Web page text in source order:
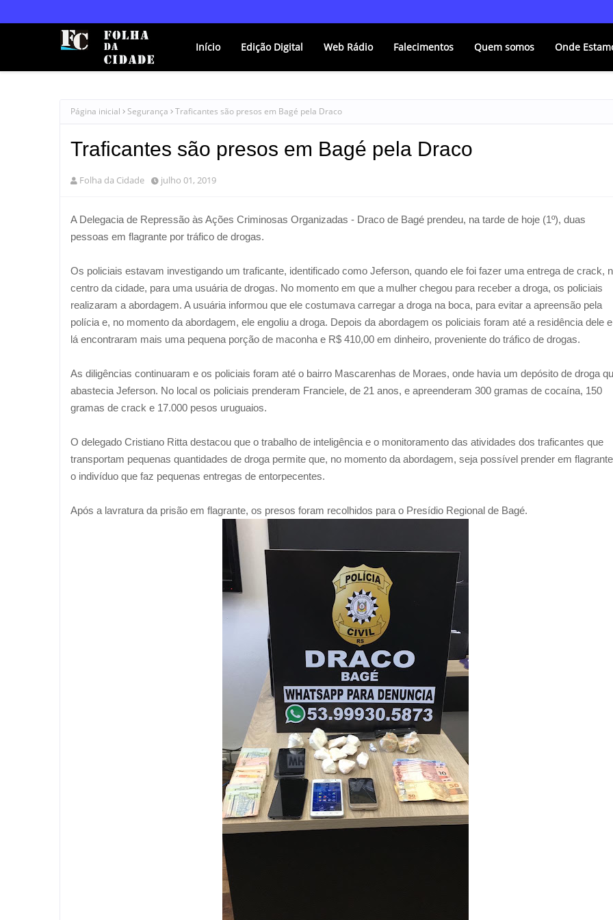
Início Edição Digital Web Rádio Falecimentos Quem somos Onde
Página inicial Segurança Traficantes são presos em Bagé pela Draco
Traficantes são presos em Bagé pela Draco
Folha da Cidade julho 01, 2019
A Delegacia de Repressão às Ações Criminosas Organizadas - Draco de Bagé prendeu, na tarde de hoje (1º), duas
pessoas em flagrante por tráfico de drogas.
Os policiais estavam investigando um traficante, identificado como Jeferson, quando ele foi fazer uma entrega de crack,
centro da cidade, para uma usuária de drogas. No momento em que a mulher chegou para receber a droga, os policiais
realizaram a abordagem. A usuária informou que ele costumava carregar a droga na boca, para evitar a apreensão pela
polícia e, no momento da abordagem, ele engoliu a droga. Depois da abordagem os policiais foram até a residência dele e
lá encontraram mais uma pequena porção de maconha e R$ 410,00 em dinheiro, proveniente do tráfico de drogas.
As diligências continuaram e os policiais foram até o bairro Mascarenhas de Moraes, onde havia um depósito de droga
abastecia Jeferson. No local os policiais prenderam Franciele, de 21 anos, e apreenderam 300 gramas de cocaína, 150
gramas de crack e 17.000 pesos uruguaios.
O delegado Cristiano Ritta destacou que o trabalho de inteligência e o monitoramento das atividades dos traficantes que
transportam pequenas quantidades de droga permite que, no momento da abordagem, seja possível prender em flagrante
o indivíduo que faz pequenas entregas de entorpecentes.
Após a lavratura da prisão em flagrante, os presos foram recolhidos para o Presídio Regional de Bagé.